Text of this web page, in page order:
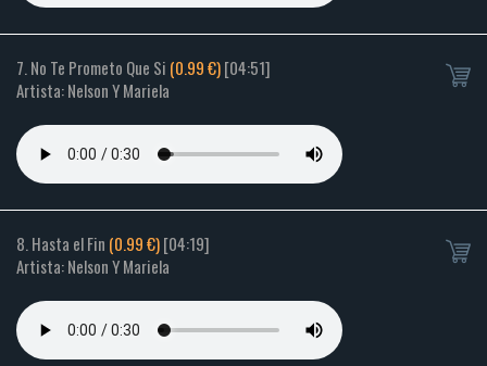
7. No Te Prometo Que Si (0.99 €)[04:51]
Artista: Nelson Y Mariela
8. Hasta el Fin (0.99 €)[04:19]
Artista: Nelson Y Mariela